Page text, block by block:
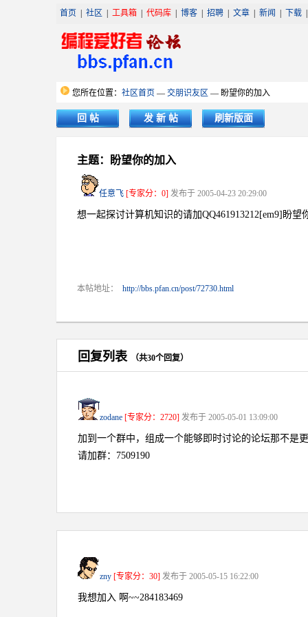
首页 社区 工具箱 代码库 博客 招聘 文章 新闻 下载
您所在位置： 社区首页 — 交朋识友区 — 盼望你的加入
回 帖 发 新 帖 刷新版面
主题：盼望你的加入
任意飞 [专家分：0] 发布于 2005-04-23 20:29:00
想一起探讨计算机知识的请加QQ461913212[em9]盼望
本帖地址： http://bbs.pfan.cn/post/72730.html
回复列表 （共30个回复）
zodane [专家分：2720] 发布于 2005-05-01 13:09:00
加到一个群中，组成一个能够即时讨论的论坛那不是更
请加群：7509190
zny [专家分：30] 发布于 2005-05-15 16:22:00
我想加入 啊~~284183469